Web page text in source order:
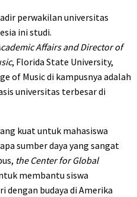
perwakilan universitas
ini studi.
Affairs and Director of
, Florida State University,
of Music di kampusnya adalah
universitas terbesar di
kuat untuk mahasiswa
sumber daya yang sangat
the Center for Global
membantu siswa
dengan budaya di Amerika